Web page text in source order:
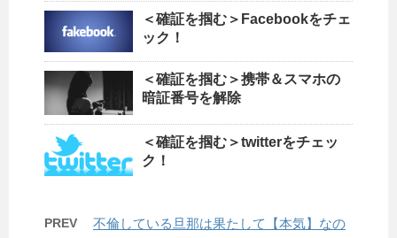
＜確証を掴む＞Facebookをチェ
ック！
＜確証を掴む＞携帯＆スマホの
暗証番号を解除
＜確証を掴む＞twitterをチェッ
ク！
PREV
不倫している旦那は果たして【本気】なの